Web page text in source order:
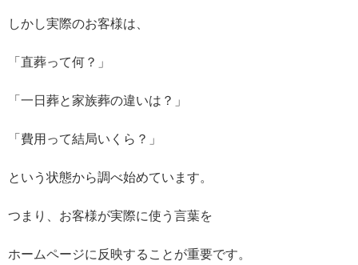
しかし実際のお客様は、
「直葬って何？」
「一日葬と家族葬の違いは？」
「費用って結局いくら？」
という状態から調べ始めています。
つまり、お客様が実際に使う言葉を
ホームページに反映することが重要です。